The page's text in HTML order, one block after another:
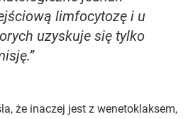
limfocytozę i u
uzyskuje się tylko
że inaczej jest z wenetoklaksem,